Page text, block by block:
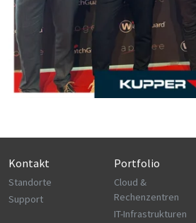
Kontakt
Standorte
Support
Portfolio
Cloud &
Rechenzentren
IT-Infrastrukturen